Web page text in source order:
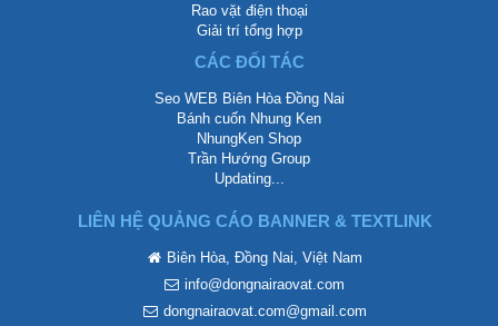
Rao vặt điện thoại
Giải trí tổng hợp
CÁC ĐỐI TÁC
Seo WEB Biên Hòa Đồng Nai
Bánh cuốn Nhung Ken
NhungKen Shop
Trần Hướng Group
Updating...
LIÊN HỆ QUẢNG CÁO BANNER & TEXTLINK
Biên Hòa, Đồng Nai, Việt Nam
info@dongnairaovat.com
dongnairaovat.com@gmail.com